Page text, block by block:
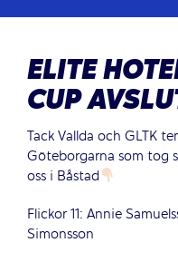
ELITE
CUP
Tack Vallda och GLTK
Göteborgarna som tog
oss i Båstad
Flickor 11: Annie
Simonsson